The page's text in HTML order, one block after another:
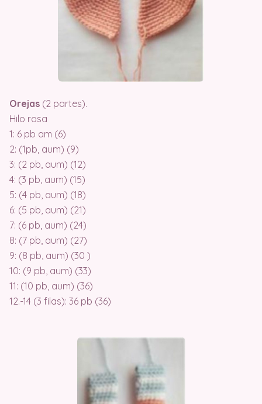
Orejas (2 partes).
Hilo rosa
1: 6 pb am (6)
2: (1pb, aum) (9)
3: (2 pb, aum) (12)
4: (3 pb, aum) (15)
5: (4 pb, aum) (18)
6: (5 pb, aum) (21)
7: (6 pb, aum) (24)
8: (7 pb, aum) (27)
9: (8 pb, aum) (30 )
10: (9 pb, aum) (33)
11: (10 pb, aum) (36)
12.-14 (3 filas): 36 pb (36)